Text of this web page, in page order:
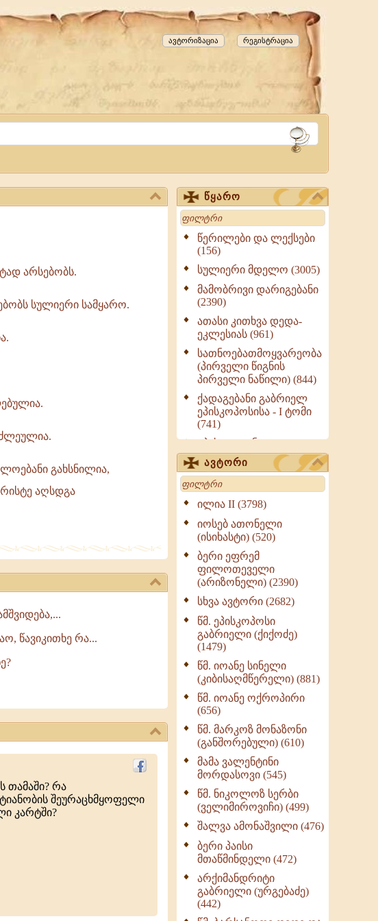
რეგისტრაცია
ავტორიზაცია
არსებობს.
სულიერი სამყარო.
გახსნილია,
აღსდგა
წავიკითხე რა...
თამაში? რა
შეურაცხმყოფელი
კარტში?
წყარო
Search
წერილები და ლექსები
(156)
სულიერი მდელო (3005)
მამობრივი დარიგებანი
(2390)
ათასი კითხვა დედა-
ეკლესიას (961)
სათნოებათმოყვარეობა
(პირველი წიგნის
პირველი ნაწილი) (844)
ქადაგებანი გაბრიელ
ეპისკოპოსისა - I ტომი
(741)
ეპისტოლენი,
ქადაგებანი, სიტყვანი
(ნაწილი III) (723)
მოძღვრის ძალზე
სასარგებლო რჩევები
მრევლისათვის (545)
Wisdomge (514)
ქადაგებანი გაბრიელ
ეპისკოპოსისა - II ტომი
(370)
სულიერი ცხოვრების
სახელმძღვანელო -
ნაწილი II (369)
ღმერთი და ადამიანები
(287)
ბერის დიადემა (278)
მონაზვნური
გამოცდილების
ოთხი ასეული თავი
სიყვარულის შესახებ
(259)
ავტორი
Search
ილია II (3798)
იოსებ ათონელი
(ისიხასტი) (520)
ბერი ეფრემ
ფილოთეველი
(არიზონელი) (2390)
სხვა ავტორი (2682)
წმ. ეპისკოპოსი
გაბრიელი (ქიქოძე)
(1479)
წმ. იოანე სინელი
(კიბისაღმწერელი) (881)
წმ. იოანე ოქროპირი
(656)
წმ. მარკოზ მონაზონი
(განშორებული) (610)
მამა ვალენტინი
მორდასოვი (545)
წმ. ნიკოლოზ სერბი
(ველიმიროვიჩი) (499)
შალვა ამონაშვილი (476)
ბერი პაისი
მთაწმინდელი (472)
არქიმანდრიტი
გაბრიელი (ურგებაძე)
(442)